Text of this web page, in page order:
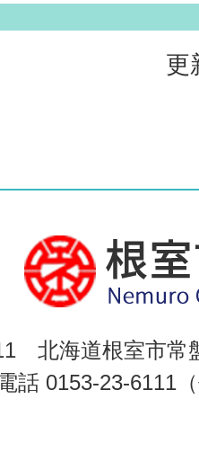
更
北海道根室市常
話 0153-23-6111